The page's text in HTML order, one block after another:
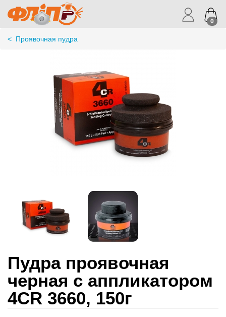
0
< Проявочная пудра
Пудра проявочная
черная с аппликатором
4CR 3660, 150г